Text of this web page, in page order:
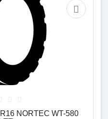
NORTEC WT-580